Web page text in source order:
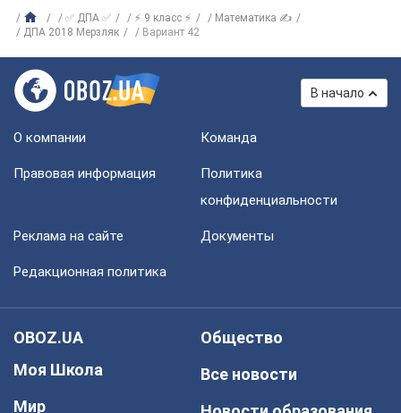
✅ ДПА ✅ ⚡ 9 класс ⚡
Математика ✍
ДПА 2018 Мерзляк
Вариант 42
В начало
О компании Команда
Правовая информация
Политика
конфиденциальности
Реклама на сайте Документы
Редакционная политика
OBOZ.UA
Моя Школа
Мир
Общество
Все новости